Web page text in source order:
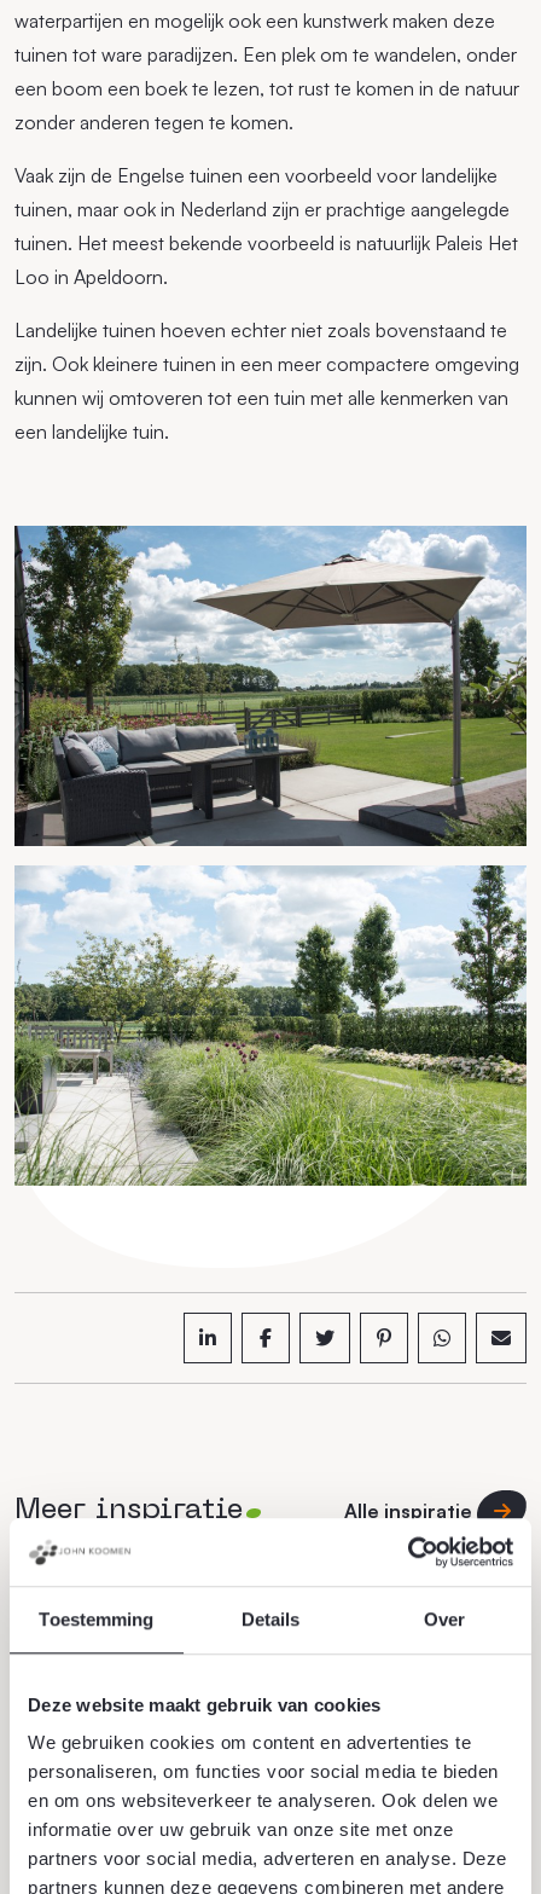
Toestemming Details Over
Deze website maakt gebruik van cookies
We gebruiken cookies om content en advertenties te
personaliseren, om functies voor social media te bieden
en om ons websiteverkeer te analyseren. Ook delen we
informatie over uw gebruik van onze site met onze
partners voor social media, adverteren en analyse. Deze
partners kunnen deze gegevens combineren met andere
waterpartijen en mogelijk ook een kunstwerk maken deze
tuinen tot ware paradijzen. Een plek om te wandelen, onder
een boom een boek te lezen, tot rust te komen in de natuur
zonder anderen tegen te komen.
Vaak zijn de Engelse tuinen een voorbeeld voor landelijke
tuinen, maar ook in Nederland zijn er prachtige aangelegde
tuinen. Het meest bekende voorbeeld is natuurlijk Paleis Het
Loo in Apeldoorn.
Landelijke tuinen hoeven echter niet zoals bovenstaand te
zijn. Ook kleinere tuinen in een meer compactere omgeving
kunnen wij omtoveren tot een tuin met alle kenmerken van
een landelijke tuin.
Meer inspiratie Alle inspiratie
Stadstuin